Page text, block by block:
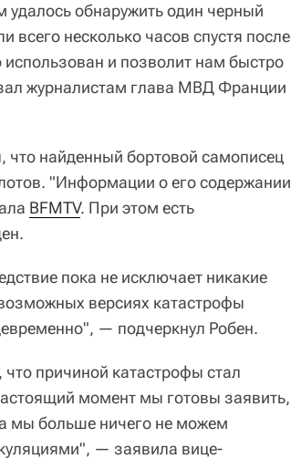
удалось обнаружить один черный
несколько часов спустя после
и позволит нам быстро
журналистам глава МВД Франции
найденный бортовой самописец
"Информации о его содержании
BFMTV. При этом есть
пока не исключает никакие
версиях катастрофы
— подчеркнул Робен.
причиной катастрофы стал
момент мы готовы заявить,
мы больше ничего не можем
— заявила вице-